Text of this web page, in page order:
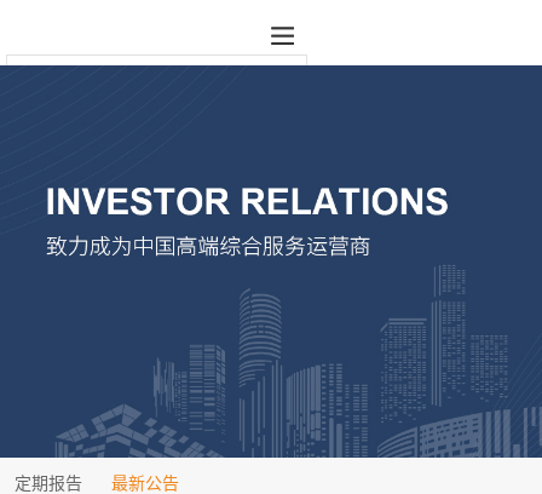
定期报告 最新公告